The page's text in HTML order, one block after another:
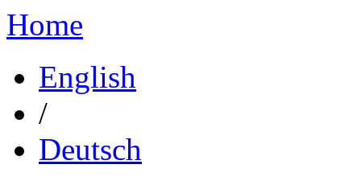
Home
English
/
Deutsch